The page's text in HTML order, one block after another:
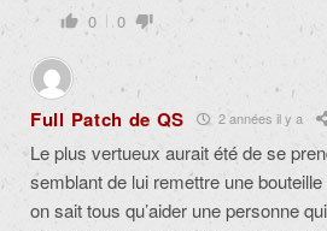
0 0
Full Patch de QS 2 années il y a
Le plus vertueux aurait été de se
semblant de lui remettre une
on sait tous qu’aider une personne